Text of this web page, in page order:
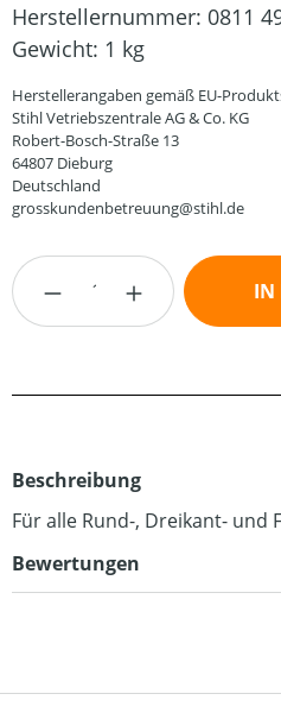
Herstellernummer: 0811
Gewicht: 1 kg
Herstellerangaben gemäß EU-
Stihl Vetriebszentrale AG & Co. KG
Robert-Bosch-Straße 13
64807 Dieburg
Deutschland
grosskundenbetreuung@stihl.de
Produkt Anzahl: Gib
IN
Beschreibung
Für alle Rund-, Dreikant- und
Bewertungen